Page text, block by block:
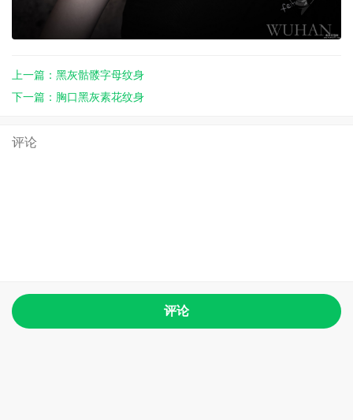
上一篇：黑灰骷髅字母纹身
下一篇：胸口黑灰素花纹身
评论